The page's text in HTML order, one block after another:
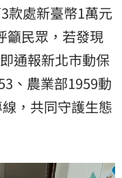
款處新臺幣1萬元
籲民眾，若發現
通報新北市動保
、農業部1959動
，共同守護生態